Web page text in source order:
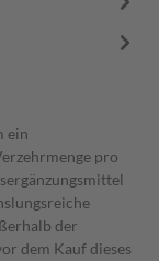
ein
pro
der
dem Kauf dieses